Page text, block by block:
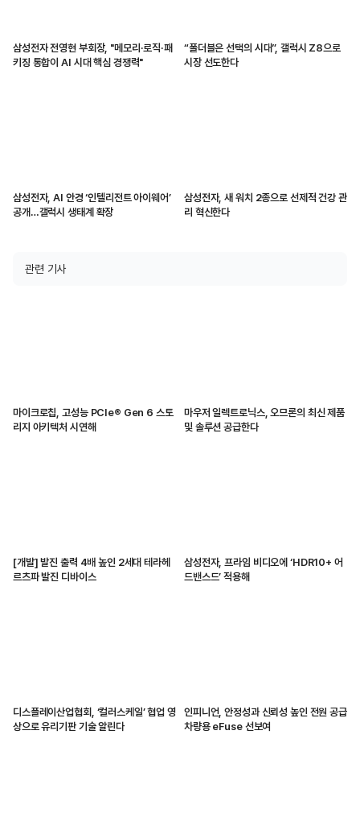
삼성전자 전영현 부회장, "메모리·로직·패
키징 통합이 AI 시대 핵심 경쟁력"
“폴더블은 선택의 시대”, 갤럭시 Z8으로
시장 선도한다
삼성전자, AI 안경 ‘인텔리전트 아이웨어’
공개…갤럭시 생태계 확장
삼성전자, 새 워치 2종으로 선제적 건강 관
리 혁신한다
관련 기사
마이크로칩, 고성능 PCIe® Gen 6 스토
리지 아키텍처 시연해
마우저 일렉트로닉스, 오므론의 최신 제품
및 솔루션 공급한다
[개발] 발진 출력 4배 높인 2세대 테라헤
르츠파 발진 디바이스
삼성전자, 프라임 비디오에 ‘HDR10+ 어
드밴스드’ 적용해
디스플레이산업협회, ‘컬러스케일’ 협업 영
상으로 유리기판 기술 알린다
인피니언, 안정성과 신뢰성 높인 전원 공급
차량용 eFuse 선보여